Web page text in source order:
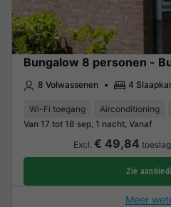
Bungalow 8 personen -
8 Volwassenen 4
Wi-Fi toegang Airconditioning
Van 17 tot 18 sep, 1 nacht, Vanaf
Excl. € 49,84
Zie
Meer